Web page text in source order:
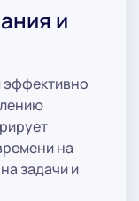
и
эффективно
на
задачи и